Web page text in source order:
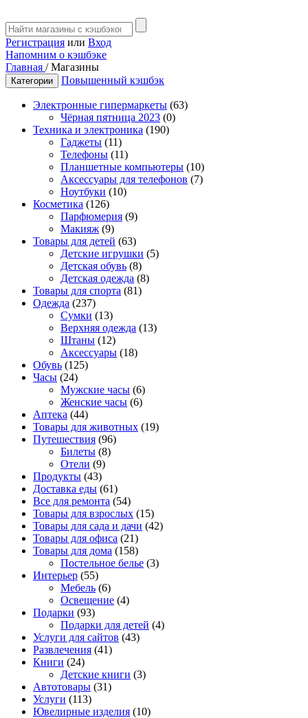
Регистрация или Вход
Напомним о кэшбэке
Главная / Магазины
Категории Повышенный кэшбэк
Электронные гипермаркеты (63)
Чёрная пятница 2023 (0)
Техника и электроника (190)
Гаджеты (11)
Телефоны (11)
Планшетные компьютеры (10)
Аксессуары для телефонов (7)
Ноутбуки (10)
Косметика (126)
Парфюмерия (9)
Макияж (9)
Товары для детей (63)
Детские игрушки (5)
Детская обувь (8)
Детская одежда (8)
Товары для спорта (81)
Одежда (237)
Сумки (13)
Верхняя одежда (13)
Штаны (12)
Аксессуары (18)
Обувь (125)
Часы (24)
Мужские часы (6)
Женские часы (6)
Аптека (44)
Товары для животных (19)
Путешествия (96)
Билеты (8)
Отели (9)
Продукты (43)
Доставка еды (61)
Все для ремонта (54)
Товары для взрослых (15)
Товары для сада и дачи (42)
Товары для офиса (21)
Товары для дома (158)
Постельное белье (3)
Интерьер (55)
Мебель (6)
Освещение (4)
Подарки (93)
Подарки для детей (4)
Услуги для сайтов (43)
Развлечения (41)
Книги (24)
Детские книги (3)
Автотовары (31)
Услуги (113)
Ювелирные изделия (10)